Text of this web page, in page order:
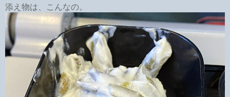
添え物は、こんなの。